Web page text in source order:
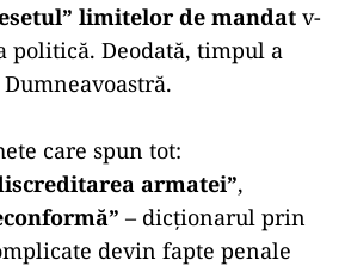
limitelor de mandat v-
politică. Deodată, timpul a
care spun tot:
armatei”,
– dicționarul prin
devin fapte penale